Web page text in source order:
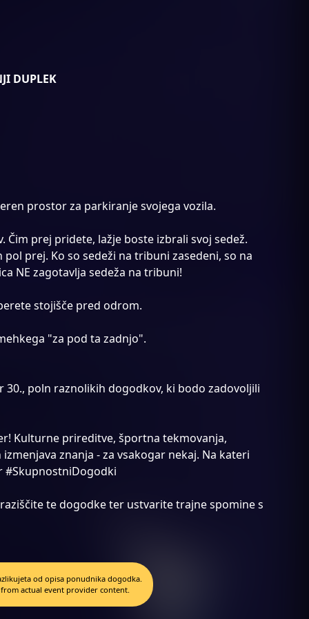
DUPLEK
prostor za parkiranje svojega vozila.
prej pridete, lažje boste izbrali svoj sedež.
prej. Ko so sedeži na tribuni zasedeni, so na
NE zagotavlja sedeža na tribuni!
stojišče pred odrom.
"za pod ta zadnjo".
poln raznolikih dogodkov, ki bodo zadovoljili
Kulturne prireditve, športna tekmovanja,
znanja - za vsakogar nekaj. Na kateri
#SkupnostniDogodki
te dogodke ter ustvarite trajne spomine s
od opisa ponudnika dogodka.
actual event provider content.